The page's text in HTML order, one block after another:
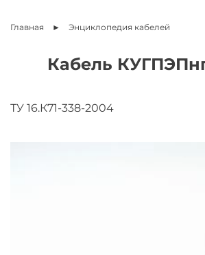
Главная Энциклопедия кабелей
Кабель
ТУ 16.К71-338-2004